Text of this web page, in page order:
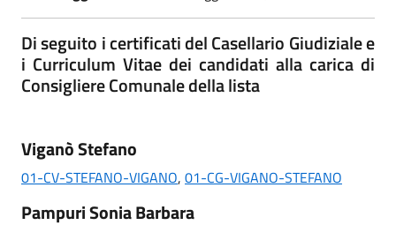
Di seguito i certificati del Casellario Giudiziale e
i Curriculum Vitae dei candidati alla carica di
Consigliere Comunale della lista
Viganò Stefano
01-CV-STEFANO-VIGANO, 01-CG-VIGANO-STEFANO
Pampuri Sonia Barbara